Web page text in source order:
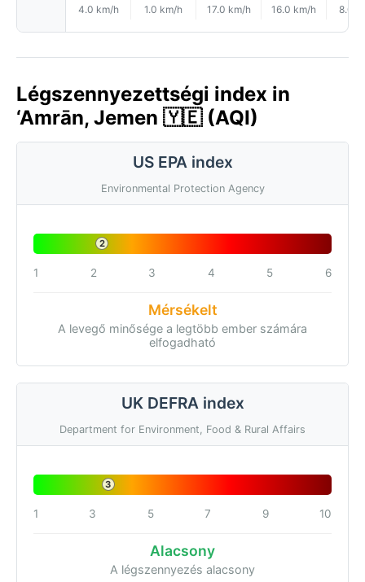
4.0 km/h 1.0 km/h 17.0 km/h 16.0 km/h 8.0
Légszennyezettségi index in
‘Amrān, Jemen 🇾🇪 (AQI)
US EPA index
Environmental Protection Agency
2
1 2 3 4 5 6
Mérsékelt
A levegő minősége a legtöbb ember számára
elfogadható
UK DEFRA index
Department for Environment, Food & Rural Affairs
3
1 3 5 7 9 10
Alacsony
A légszennyezés alacsony